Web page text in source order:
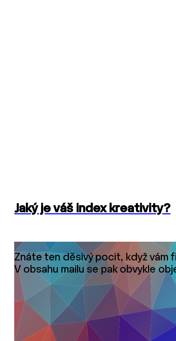
Jaký je váš index kreativity?
Znáte ten děsivý pocit, když vám
V obsahu mailu se pak obvykle